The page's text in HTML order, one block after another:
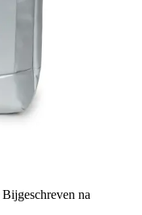
Bijgeschreven na